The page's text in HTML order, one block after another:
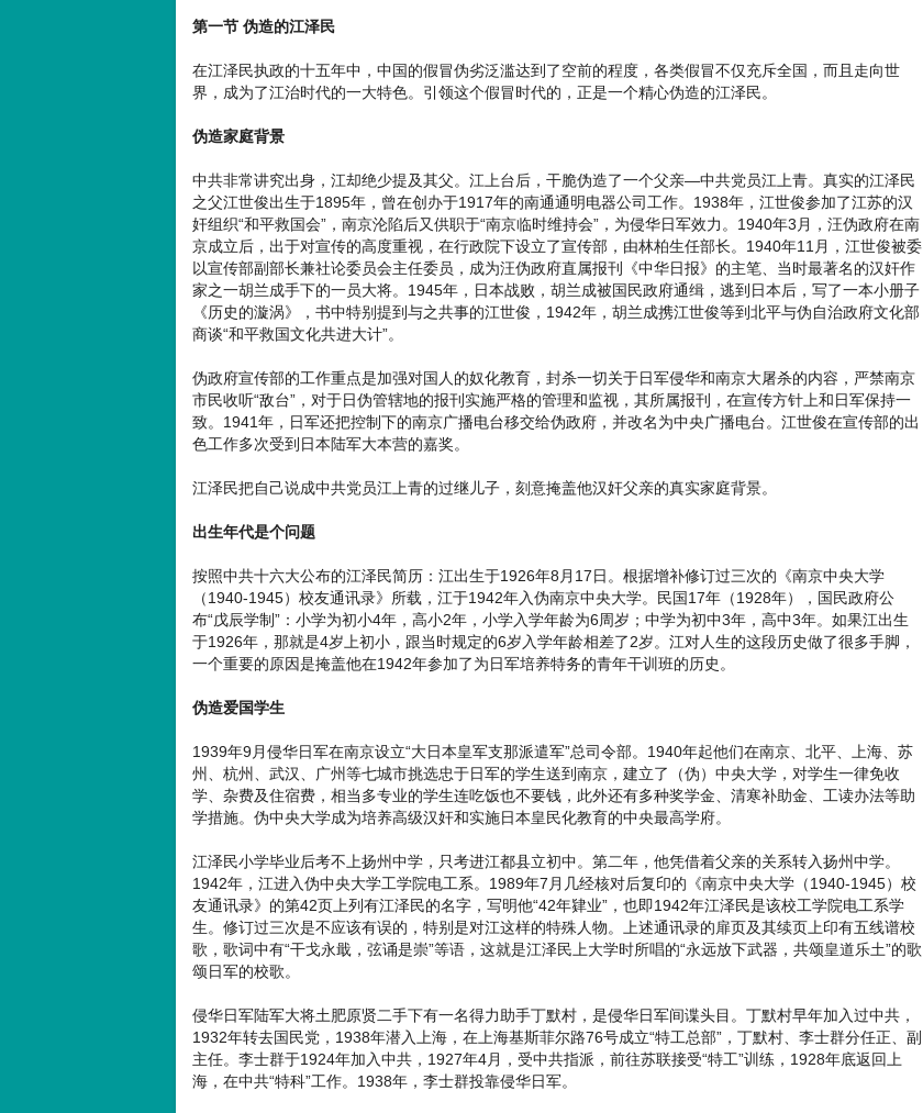
第一节 伪造的江泽民
在江泽民执政的十五年中，中国的假冒伪劣泛滥达到了空前的程度，各类假冒不仅充斥全国，而且走向世
界，成为了江治时代的一大特色。引领这个假冒时代的，正是一个精心伪造的江泽民。
伪造家庭背景
中共非常讲究出身，江却绝少提及其父。江上台后，干脆伪造了一个父亲—中共党员江上青。真实的江泽民
之父江世俊出生于1895年，曾在创办于1917年的南通通明电器公司工作。1938年，江世俊参加了江苏的汉
奸组织“和平救国会”，南京沦陷后又供职于“南京临时维持会”，为侵华日军效力。1940年3月，汪伪政府在南
京成立后，出于对宣传的高度重视，在行政院下设立了宣传部，由林柏生任部长。1940年11月，江世俊被委
以宣传部副部长兼社论委员会主任委员，成为汪伪政府直属报刊《中华日报》的主笔、当时最著名的汉奸作
家之一胡兰成手下的一员大将。1945年，日本战败，胡兰成被国民政府通缉，逃到日本后，写了一本小册子
《历史的漩涡》，书中特别提到与之共事的江世俊，1942年，胡兰成携江世俊等到北平与伪自治政府文化部
商谈“和平救国文化共进大计”。
伪政府宣传部的工作重点是加强对国人的奴化教育，封杀一切关于日军侵华和南京大屠杀的内容，严禁南京
市民收听“敌台”，对于日伪管辖地的报刊实施严格的管理和监视，其所属报刊，在宣传方针上和日军保持一
致。1941年，日军还把控制下的南京广播电台移交给伪政府，并改名为中央广播电台。江世俊在宣传部的出
色工作多次受到日本陆军大本营的嘉奖。
江泽民把自己说成中共党员江上青的过继儿子，刻意掩盖他汉奸父亲的真实家庭背景。
出生年代是个问题
按照中共十六大公布的江泽民简历：江出生于1926年8月17日。根据增补修订过三次的《南京中央大学
（1940-1945）校友通讯录》所载，江于1942年入伪南京中央大学。民国17年（1928年），国民政府公
布“戊辰学制”：小学为初小4年，高小2年，小学入学年龄为6周岁；中学为初中3年，高中3年。如果江出生
于1926年，那就是4岁上初小，跟当时规定的6岁入学年龄相差了2岁。江对人生的这段历史做了很多手脚，
一个重要的原因是掩盖他在1942年参加了为日军培养特务的青年干训班的历史。
伪造爱国学生
1939年9月侵华日军在南京设立“大日本皇军支那派遣军”总司令部。1940年起他们在南京、北平、上海、苏
州、杭州、武汉、广州等七城市挑选忠于日军的学生送到南京，建立了（伪）中央大学，对学生一律免收
学、杂费及住宿费，相当多专业的学生连吃饭也不要钱，此外还有多种奖学金、清寒补助金、工读办法等助
学措施。伪中央大学成为培养高级汉奸和实施日本皇民化教育的中央最高学府。
江泽民小学毕业后考不上扬州中学，只考进江都县立初中。第二年，他凭借着父亲的关系转入扬州中学。
1942年，江进入伪中央大学工学院电工系。1989年7月几经核对后复印的《南京中央大学（1940-1945）校
友通讯录》的第42页上列有江泽民的名字，写明他“42年肄业”，也即1942年江泽民是该校工学院电工系学
生。修订过三次是不应该有误的，特别是对江这样的特殊人物。上述通讯录的扉页及其续页上印有五线谱校
歌，歌词中有“干戈永戢，弦诵是崇”等语，这就是江泽民上大学时所唱的“永远放下武器，共颂皇道乐土”的歌
颂日军的校歌。
侵华日军陆军大将土肥原贤二手下有一名得力助手丁默村，是侵华日军间谍头目。丁默村早年加入过中共，
1932年转去国民党，1938年潜入上海，在上海基斯菲尔路76号成立“特工总部”，丁默村、李士群分任正、副
主任。李士群于1924年加入中共，1927年4月，受中共指派，前往苏联接受“特工”训练，1928年底返回上
海，在中共“特科”工作。1938年，李士群投靠侵华日军。